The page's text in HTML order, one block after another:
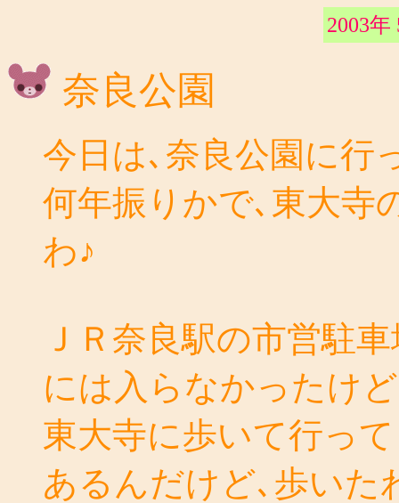
2003年
奈良公園
今日は､奈良公園に行
何年振りかで､東大寺
わ♪
ＪＲ奈良駅の市営駐
には入らなかったけ
東大寺に歩いて行っ
あるんだけど､歩い